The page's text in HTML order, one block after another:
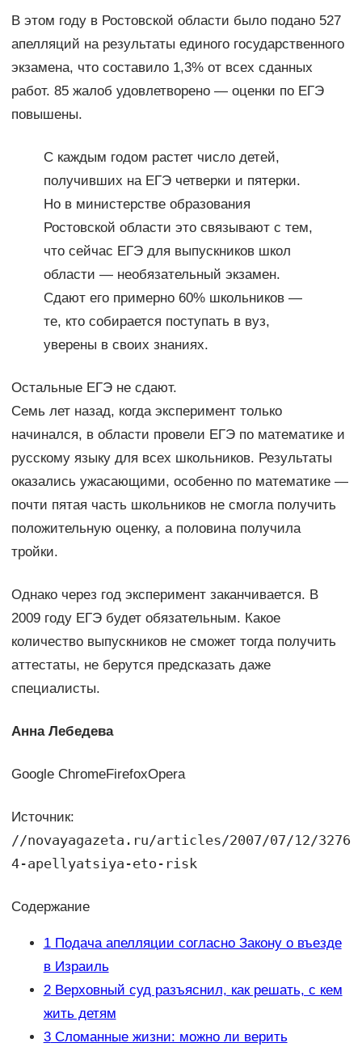
В этом году в Ростовской области было подано 527
апелляций на результаты единого государственного
экзамена, что составило 1,3% от всех сданных
работ. 85 жалоб удовлетворено — оценки по ЕГЭ
повышены.
С каждым годом растет число детей,
получивших на ЕГЭ четверки и пятерки.
Но в министерстве образования
Ростовской области это связывают с тем,
что сейчас ЕГЭ для выпускников школ
области — необязательный экзамен.
Сдают его примерно 60% школьников —
те, кто собирается поступать в вуз,
уверены в своих знаниях.
Остальные ЕГЭ не сдают.
Семь лет назад, когда эксперимент только
начинался, в области провели ЕГЭ по математике и
русскому языку для всех школьников. Результаты
оказались ужасающими, особенно по математике —
почти пятая часть школьников не смогла получить
положительную оценку, а половина получила
тройки.
Однако через год эксперимент заканчивается. В
2009 году ЕГЭ будет обязательным. Какое
количество выпускников не сможет тогда получить
аттестаты, не берутся предсказать даже
специалисты.
Анна Лебедева
Google ChromeFirefoxOpera
Источник:
//novayagazeta.ru/articles/2007/07/12/3276
4-apellyatsiya-eto-risk
Содержание
1Подача апелляции согласно Закону о въезде
в Израиль
2Верховный суд разъяснил, как решать, с кем
жить детям
3Сломанные жизни: можно ли верить